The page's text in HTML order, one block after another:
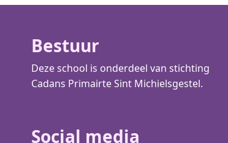
Bestuur
Deze school is onderdeel van stichting
Cadans Primairte Sint Michielsgestel.
Social media